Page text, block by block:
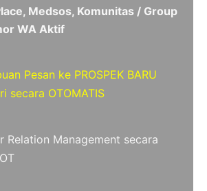
Medsos, Komunitas / Group
WA Aktif
Pesan ke PROSPEK BARU
secara OTOMATIS
Relation Management secara